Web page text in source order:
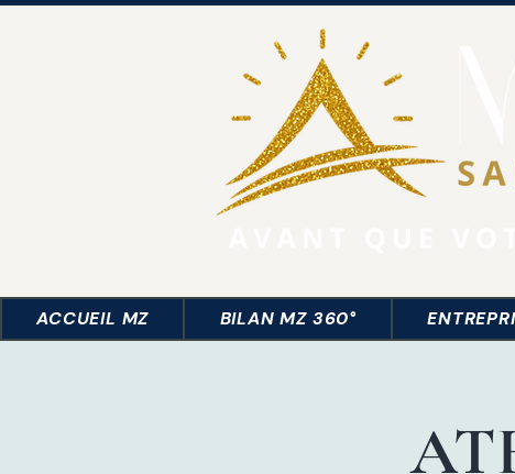
ACCUEIL MZ BILAN MZ 360°